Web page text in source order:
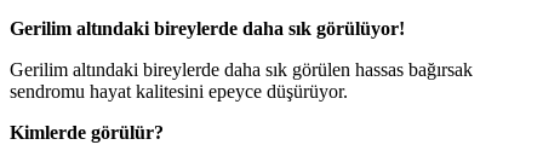
Gerilim altındaki bireylerde daha sık görülüyor!
Gerilim altındaki bireylerde daha sık görülen hassas bağırsak
sendromu hayat kalitesini epeyce düşürüyor.
Kimlerde görülür?